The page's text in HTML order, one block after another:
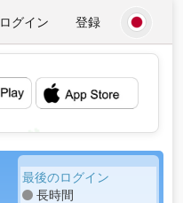
ログイン 登録
最後のログイン
長時間